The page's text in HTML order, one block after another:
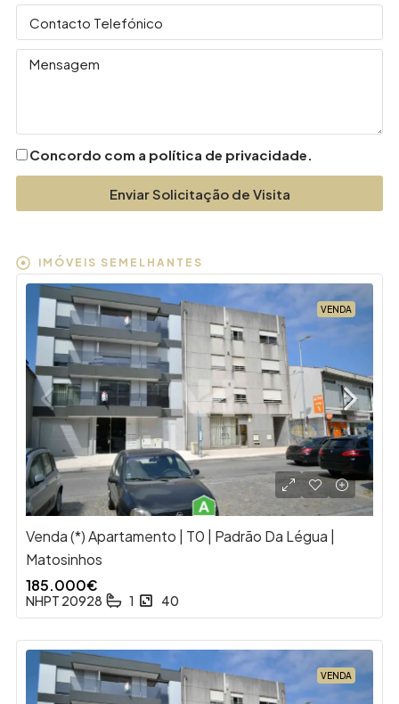
Concordo com a política de privacidade.
Enviar Solicitação de Visita
IMÓVEIS SEMELHANTES
VENDA
Venda (*) Apartamento | T0 | Padrão Da Légua |
Matosinhos
185.000€
NHPT 20928 1 40
VENDA